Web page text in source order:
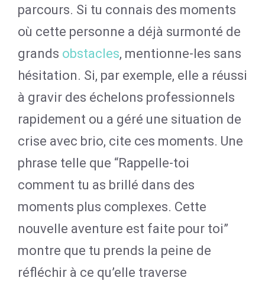
parcours. Si tu connais des moments
où cette personne a déjà surmonté de
grands obstacles, mentionne-les sans
hésitation. Si, par exemple, elle a réussi
à gravir des échelons professionnels
rapidement ou a géré une situation de
crise avec brio, cite ces moments. Une
phrase telle que “Rappelle-toi
comment tu as brillé dans des
moments plus complexes. Cette
nouvelle aventure est faite pour toi”
montre que tu prends la peine de
réfléchir à ce qu’elle traverse